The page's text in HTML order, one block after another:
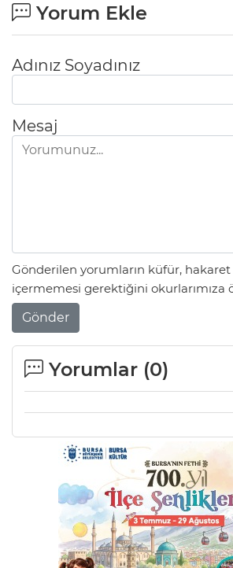
Yorum Ekle
Adınız Soyadınız
Mesaj
Gönderilen yorumların küfür,
içermemesi gerektiğini okurlarımıza
Gönder
Yorumlar (0)